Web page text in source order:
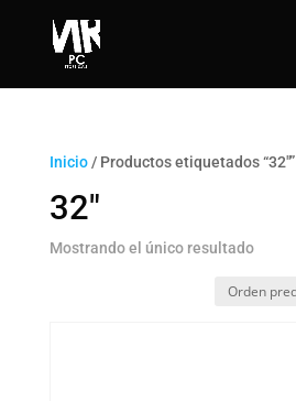
Inicio/ Productos etiquetados “32"”
32"
Mostrando el único resultado